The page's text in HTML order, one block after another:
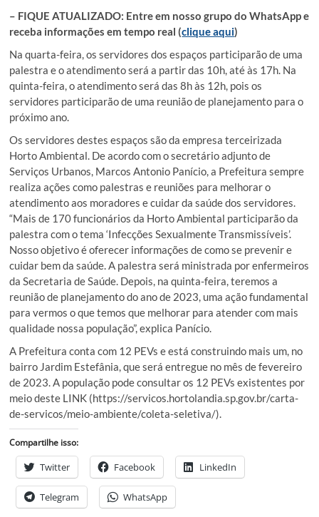
– FIQUE ATUALIZADO: Entre em nosso grupo do WhatsApp e
receba informações em tempo real (clique aqui)
Na quarta-feira, os servidores dos espaços participarão de uma
palestra e o atendimento será a partir das 10h, até às 17h. Na
quinta-feira, o atendimento será das 8h às 12h, pois os
servidores participarão de uma reunião de planejamento para o
próximo ano.
Os servidores destes espaços são da empresa terceirizada
Horto Ambiental. De acordo com o secretário adjunto de
Serviços Urbanos, Marcos Antonio Panício, a Prefeitura sempre
realiza ações como palestras e reuniões para melhorar o
atendimento aos moradores e cuidar da saúde dos servidores.
“Mais de 170 funcionários da Horto Ambiental participarão da
palestra com o tema ‘Infecções Sexualmente Transmissíveis’.
Nosso objetivo é oferecer informações de como se prevenir e
cuidar bem da saúde. A palestra será ministrada por enfermeiros
da Secretaria de Saúde. Depois, na quinta-feira, teremos a
reunião de planejamento do ano de 2023, uma ação fundamental
para vermos o que temos que melhorar para atender com mais
qualidade nossa população”, explica Panício.
A Prefeitura conta com 12 PEVs e está construindo mais um, no
bairro Jardim Estefânia, que será entregue no mês de fevereiro
de 2023. A população pode consultar os 12 PEVs existentes por
meio deste LINK (https://servicos.hortolandia.sp.gov.br/carta-
de-servicos/meio-ambiente/coleta-seletiva/).
Compartilhe isso:
Twitter Facebook LinkedIn
Telegram WhatsApp